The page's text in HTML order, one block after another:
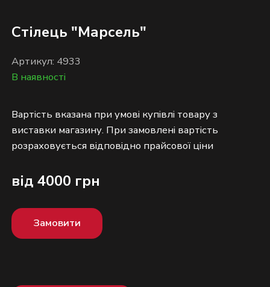
Стілець "Марсель"
Артикул: 4933
В наявності
Вартість вказана при умові купівлі товару з
виставки магазину. При замовлені вартість
від 4000 грн
Замовити